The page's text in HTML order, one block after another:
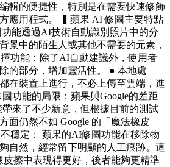
輯的便捷性，特別是在需要快速修飾
應用程式。 ▍蘋果 AI 修圖主要特點
能透過AI技術自動識別照片中的分
景中的陌生人或其他不需要的元素，
功能：除了AI自動建議外，使用者
的部分，增加靈活性。 ● 本地處
在裝置上進行，不必上傳至雲端，進
功能的局限：蘋果與Google的差距
來了不少新意，但根據目前的測試
面仍然不如 Google 的「魔法橡皮
穩定： 蘋果的AI修圖功能在移除物
自然，經常留下明顯的人工痕跡。這
皮擦中表現得更好，後者能夠更精準